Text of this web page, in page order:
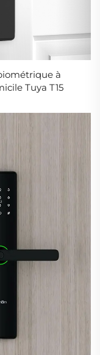
à
Tuya T15